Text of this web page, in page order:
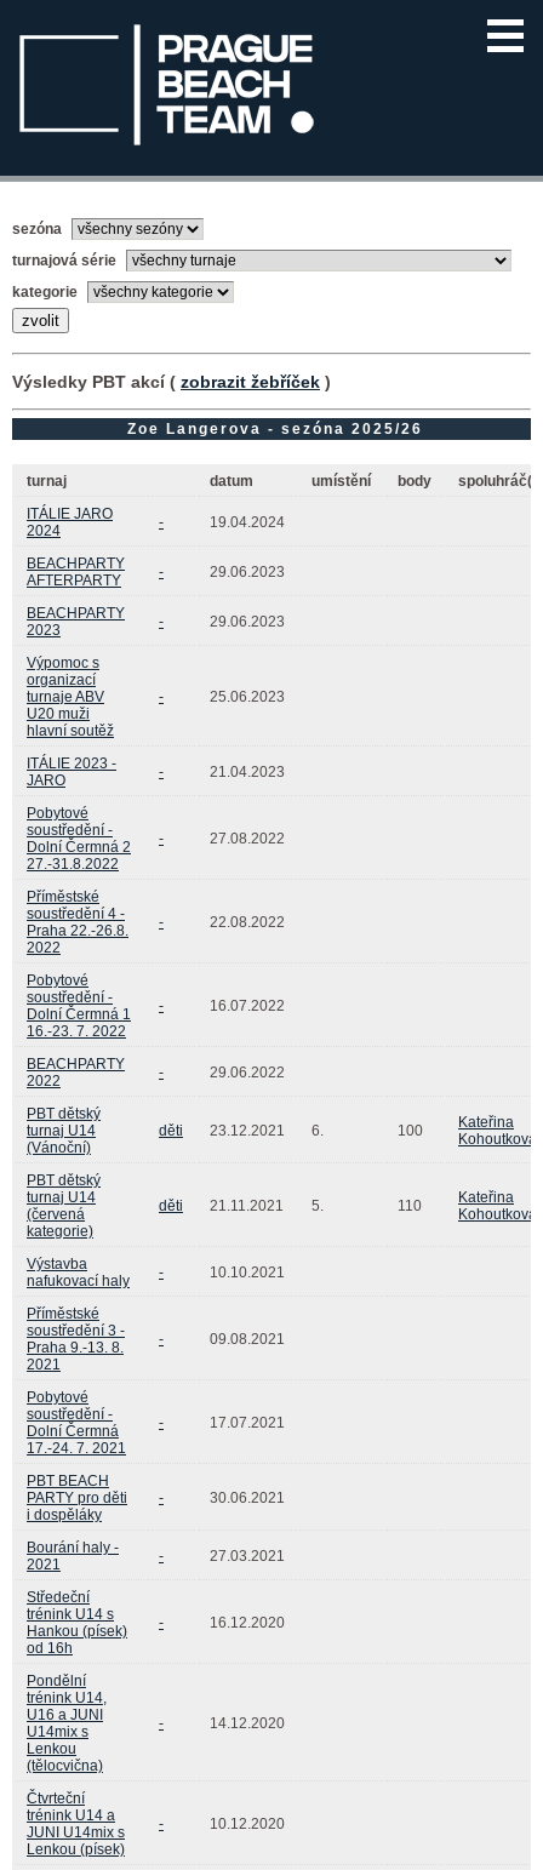
sezóna
turnajová série
kategorie
Výsledky PBT akcí ( zobrazit žebříček )
Zoe Langerova - sezóna 2025/26
turnaj datum umístění body
ITÁLIE JARO
2024
- 19.04.2024
BEACHPARTY
AFTERPARTY
- 29.06.2023
BEACHPARTY
2023
- 29.06.2023
Výpomoc s
organizací
turnaje ABV
U20 muži
hlavní soutěž
- 25.06.2023
ITÁLIE 2023 -
JARO
- 21.04.2023
Pobytové
soustředění -
Dolní Čermná 2
27.-31.8.2022
- 27.08.2022
Příměstské
soustředění 4 -
Praha 22.-26.8.
2022
- 22.08.2022
Pobytové
soustředění -
Dolní Čermná 1
16.-23. 7. 2022
- 16.07.2022
BEACHPARTY
2022
- 29.06.2022
PBT dětský
turnaj U14
(Vánoční)
děti 23.12.2021 6. 100
Kateřina
Kohoutková
PBT dětský
turnaj U14
(červená
kategorie)
děti 21.11.2021 5. 110
Kateřina
Kohoutková
Výstavba
nafukovací haly
- 10.10.2021
Příměstské
soustředění 3 -
Praha 9.-13. 8.
2021
- 09.08.2021
Pobytové
soustředění -
Dolní Čermná
17.-24. 7. 2021
- 17.07.2021
PBT BEACH
PARTY pro děti
i dospěláky
- 30.06.2021
Bourání haly -
2021
- 27.03.2021
Středeční
trénink U14 s
Hankou (písek)
od 16h
- 16.12.2020
Pondělní
trénink U14,
U16 a JUNI
U14mix s
Lenkou
(tělocvična)
- 14.12.2020
Čtvrteční
trénink U14 a
JUNI U14mix s
Lenkou (písek)
- 10.12.2020